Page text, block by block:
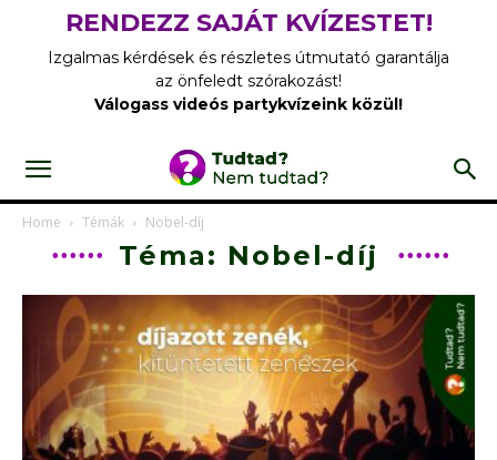
RENDEZZ SAJÁT KVÍZESTET!
Izgalmas kérdések és részletes útmutató garantálja
az önfeledt szórakozást!
Válogass videós partykvízeink közül!
Home Témák Nobel-díj
Téma: Nobel-díj